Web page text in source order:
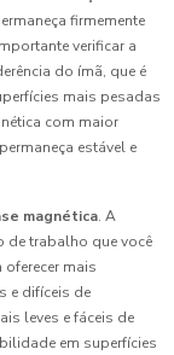
firmemente
verificar a
do ímã, que é
mais pesadas
com maior
estável e
magnética. A
de trabalho que você
mais
e difíceis de
leves e fáceis de
em superfícies